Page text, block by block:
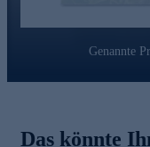
Genannte
Das könnte